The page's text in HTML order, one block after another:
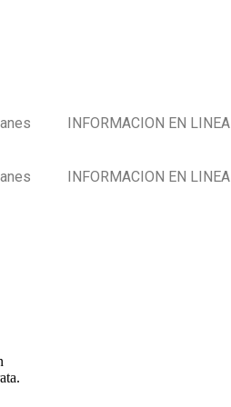
INFORMACION EN LINEA
INFORMACION EN LINEA